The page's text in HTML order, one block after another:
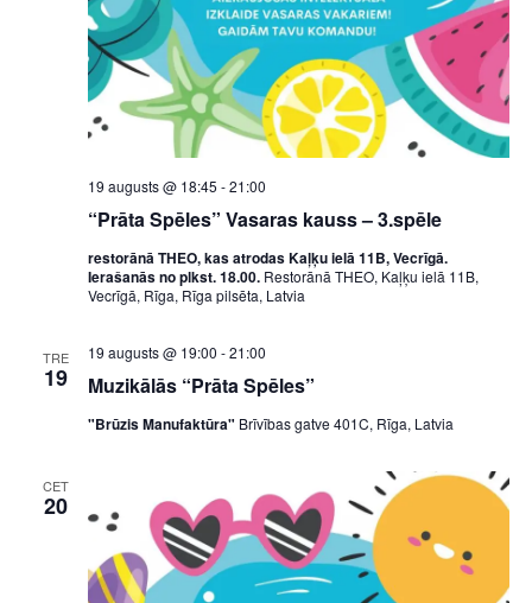
“Prāta Spēles” Vasaras kauss – 3.spēle
19 augusts @ 18:45 -21:00
restorānā THEO, kas atrodas Kaļķu ielā 11B, Vecrīgā.
Ierašanās no plkst. 18.00. Restorānā THEO, Kaļķu ielā 11B,
Vecrīgā, Rīga, Rīga pilsēta, Latvia
TRE
19 Muzikālās “Prāta Spēles”
19 augusts @ 19:00 -21:00
"Brūzis Manufaktūra" Brīvības gatve 401C, Rīga, Latvia
CET
20